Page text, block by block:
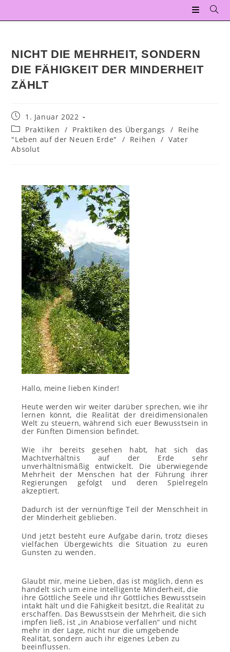
NICHT DIE MEHRHEIT, SONDERN
DIE FÄHIGKEIT DER MINDERHEIT
ZÄHLT
1. Januar 2022
Praktiken / Praktiken des Übergangs / Reihe
"Leben auf der Neuen Erde"
/ Reihen / Vater
Absolut
Hallo, meine lieben Kinder!
Heute werden wir weiter darüber sprechen, wie ihr
lernen könnt, die Realität der dreidimensionalen
Welt zu steuern, während sich euer Bewusstsein in
der Fünften Dimension befindet.
Wie ihr bereits gesehen habt, hat sich das
Machtverhältnis auf der Erde sehr
unverhältnismäßig entwickelt. Die überwiegende
Mehrheit der Menschen hat der Führung ihrer
Regierungen gefolgt und deren Spielregeln
akzeptiert.
Dadurch ist der vernünftige Teil der Menschheit in
der Minderheit geblieben.
Und jetzt besteht eure Aufgabe darin, trotz dieses
vielfachen Übergewichts die Situation zu euren
Gunsten zu wenden.
Glaubt mir, meine Lieben, das ist möglich, denn es
handelt sich um eine intelligente Minderheit, die
ihre Göttliche Seele und ihr Göttliches Bewusstsein
intakt hält und die Fähigkeit besitzt, die Realität zu
erschaffen. Das Bewusstsein der Mehrheit, die sich
impfen ließ, ist „in Anabiose verfallen“ und nicht
mehr in der Lage, nicht nur die umgebende
Realität, sondern auch ihr eigenes Leben zu
beeinflussen.